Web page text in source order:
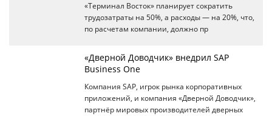
«Терминал Восток» планирует сократить
трудозатраты на 50%, а расходы — на 20%, что,
по расчетам компании, должно пр
«Дверной Доводчик» внедрил SAP
Business One
Компания SAP, игрок рынка корпоративных
приложений, и компания «Дверной Доводчик»,
партнёр мировых производителей дверных